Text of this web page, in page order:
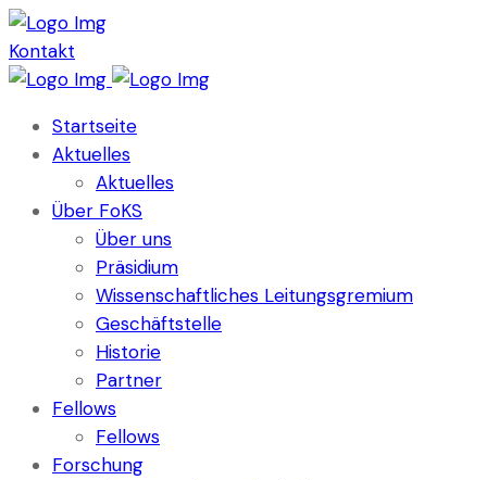
Kontakt
Startseite
Aktuelles
Aktuelles
Über FoKS
Über uns
Präsidium
Wissenschaftliches Leitungsgremium
Geschäftstelle
Historie
Partner
Fellows
Fellows
Forschung